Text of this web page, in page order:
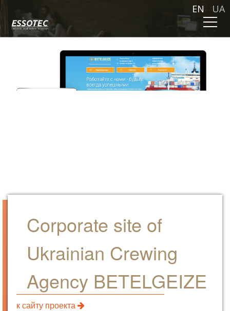
EN UA
Corporate site of
Ukrainian Crewing
Agency BETELGEIZE
к сайту проекта